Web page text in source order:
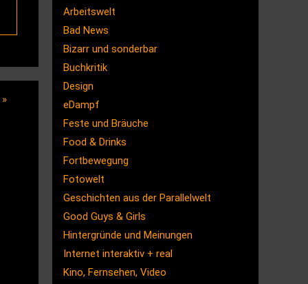
»
Arbeitswelt
Bad News
Bizarr und sonderbar
Buchkritik
Design
eDampf
Feste und Bräuche
Food & Drinks
Fortbewegung
Fotowelt
Geschichten aus der Parallelwelt
Good Guys & Girls
Hintergründe und Meinungen
Internet interaktiv + real
Kino, Fernsehen, Video